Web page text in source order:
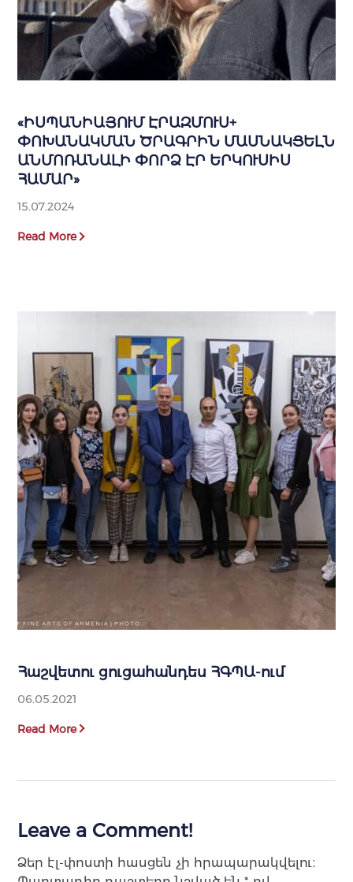
«ԻՍՊԱՆԻԱՅՈՒՄ ԷՐԱԶՄՈՒՍ+
ՓՈԽԱՆԱԿՄԱՆ ԾՐԱԳՐԻՆ ՄԱՍՆԱԿՑԵԼՆ
ԱՆՄՈՌԱՆԱԼԻ ՓՈՐՁ ԷՐ ԵՐԿՈՒՍԻՍ
ՀԱՄԱՐ»
15.07.2024
Read More
Հաշվետու ցուցահանդես ՀԳՊԱ-ում
06.05.2021
Read More
Leave a Comment!
Ձեր էլ-փոստի հասցեն չի հրապարակվելու։